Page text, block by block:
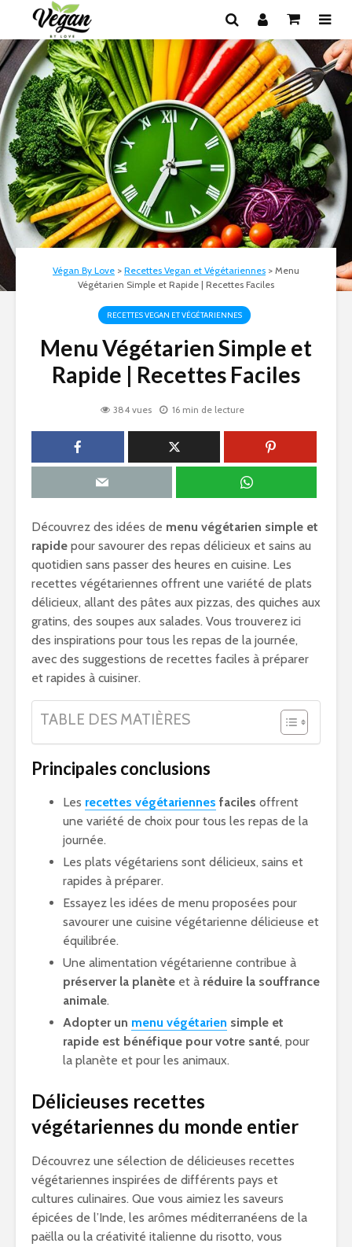
Végan By Love > Recettes Vegan et Végétariennes > Menu
Végétarien Simple et Rapide | Recettes Faciles
RECETTES VEGAN ET VÉGÉTARIENNES
Menu Végétarien Simple et
Rapide | Recettes Faciles
384 vues 16 min de lecture
Découvrez des idées de menu végétarien simple et
rapide pour savourer des repas délicieux et sains au
quotidien sans passer des heures en cuisine. Les
recettes végétariennes offrent une variété de plats
délicieux, allant des pâtes aux pizzas, des quiches aux
gratins, des soupes aux salades. Vous trouverez ici
des inspirations pour tous les repas de la journée,
avec des suggestions de recettes faciles à préparer
et rapides à cuisiner.
TABLE DES MATIÈRES
Principales conclusions
Les recettes végétariennes faciles offrent
une variété de choix pour tous les repas de la
journée.
Les plats végétariens sont délicieux, sains et
rapides à préparer.
Essayez les idées de menu proposées pour
savourer une cuisine végétarienne délicieuse et
équilibrée.
Une alimentation végétarienne contribue à
préserver la planète et à réduire la souffrance
animale.
Adopter un menu végétarien simple et
rapide est bénéfique pour votre santé, pour
la planète et pour les animaux.
Délicieuses recettes
végétariennes du monde entier
Découvrez une sélection de délicieuses recettes
végétariennes inspirées de différents pays et
cultures culinaires. Que vous aimiez les saveurs
épicées de l’Inde, les arômes méditerranéens de la
paëlla ou la créativité italienne du risotto, vous